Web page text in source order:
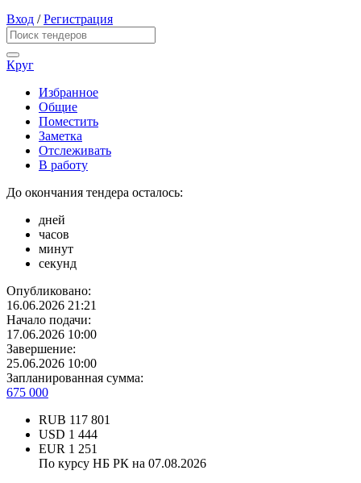
Вход /Регистрация
Круг
Избранное
Общие
Поместить
Заметка
Отслеживать
В работу
До окончания тендера осталось:
дней
часов
минут
секунд
Опубликовано:
16.06.2026 21:21
Начало подачи:
17.06.2026 10:00
Завершение:
25.06.2026 10:00
Запланированная сумма:
675 000
RUB 117 801
USD 1 444
EUR 1 251
По курсу НБ РК на 07.08.2026